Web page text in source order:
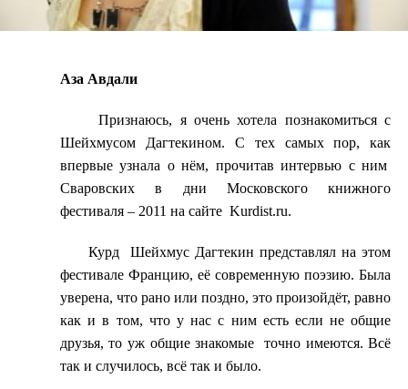
Аза Авдали
Признаюсь, я очень хотела познакомиться с
Шейхмусом Дагтекином. С тех самых пор, как
впервые узнала о нём, прочитав интервью с ним
Сваровских в дни Московского книжного
фестиваля – 2011 на сайте Kurdist.ru.
Курд
Шейхмус Дагтекин представлял на этом
фестивале Францию, её современную поэзию. Была
уверена, что рано или поздно, это произойдёт, равно
как и в том, что у нас с ним есть если не общие
друзья, то уж общие знакомые
точно имеются. Всё
так и случилось, всё так и было.